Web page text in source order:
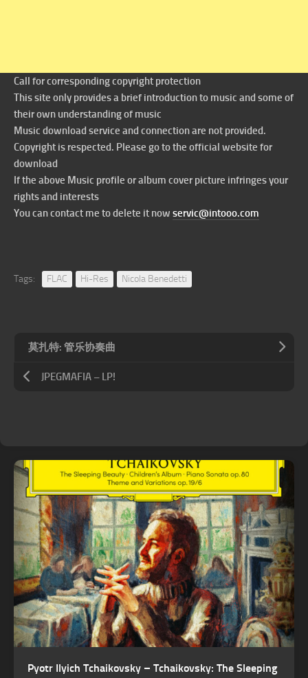
Call for corresponding copyright protection
This site only provides a brief introduction to music and some of
their own understanding of music
Music download service and connection are not provided.
Copyright is respected. Please go to the official website for
download
If the above Music profile or album cover picture infringes your
rights and interests
You can contact me to delete it now servic@intooo.com
Tags: FLAC Hi-Res Nicola Benedetti
莫扎特: 管乐协奏曲
JPEGMAFIA – LP!
Pyotr Ilyich Tchaikovsky – Tchaikovsky: The Sleeping